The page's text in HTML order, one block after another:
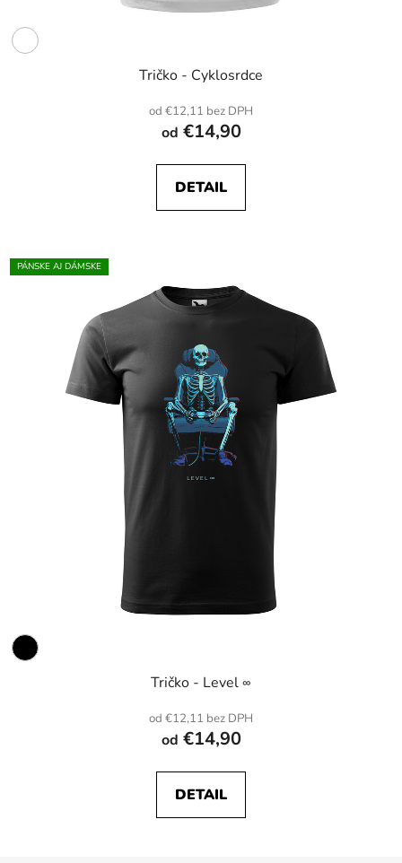
Tričko - Cyklosrdce
od €12,11 bez DPH
od €14,90
DETAIL
PÁNSKE AJ DÁMSKE
Tričko - Level ∞
od €12,11 bez DPH
od €14,90
DETAIL